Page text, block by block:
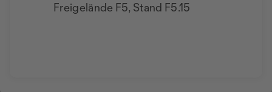
Freigelände F5, Stand F5.15